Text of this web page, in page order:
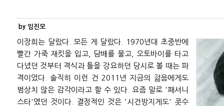
by 임진모
이장희는 달랐다. 모든 게 달랐다. 1970년대 초중반에
빨간 가죽 재킷을 입고, 담배를 물고, 오토바이를 타고
다녔던 것부터 격식과 틀을 강요하던 당시로 볼 때는 파
격이었다. 솔직히 이런 건 2011년 지금의 젊음에게도
범상치 않은 감각이라고 할 수 있다. 요즘 말로 '패셔니
스타'였던 것이다. 결정적인 것은 '시건방지게도' 콧수